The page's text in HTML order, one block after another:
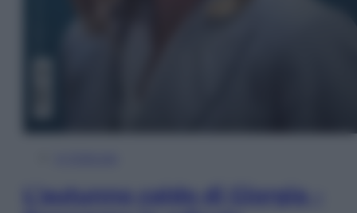
L’autunno caldo di Giorgia –